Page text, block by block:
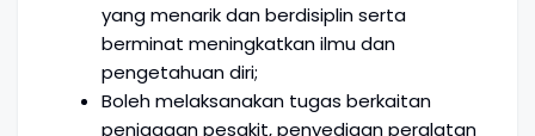
yang menarik dan berdisiplin serta
berminat meningkatkan ilmu dan
pengetahuan diri;
Boleh melaksanakan tugas berkaitan
penjagaan pesakit, penyediaan peralatan